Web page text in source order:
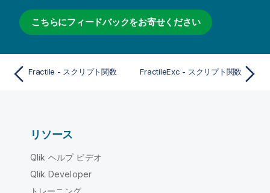
こちらにフィードバックをお寄せください
Fractile - スクリプト関数 FractileExc - スクリプト関数
リソース
Qlik ヘルプ ビデオ
Qlik Developer
トレーニング